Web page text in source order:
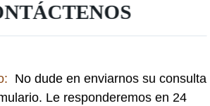
No dude en enviarnos su consulta
Le responderemos en 24